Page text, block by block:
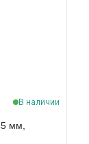
В наличии
мм,